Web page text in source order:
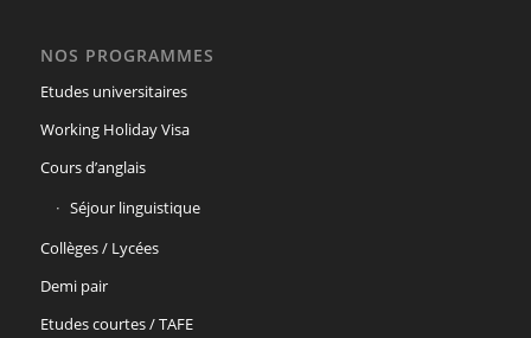
NOS PROGRAMMES
Etudes universitaires
Working Holiday Visa
Cours d’anglais
Séjour linguistique
Collèges / Lycées
Demi pair
Etudes courtes / TAFE